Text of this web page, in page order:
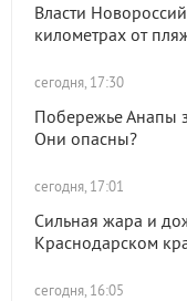
Власти
километрах от
сегодня, 17:30
Побережье Анапы
Они опасны?
сегодня, 17:01
Сильная жара и
Краснодарском
сегодня, 16:05